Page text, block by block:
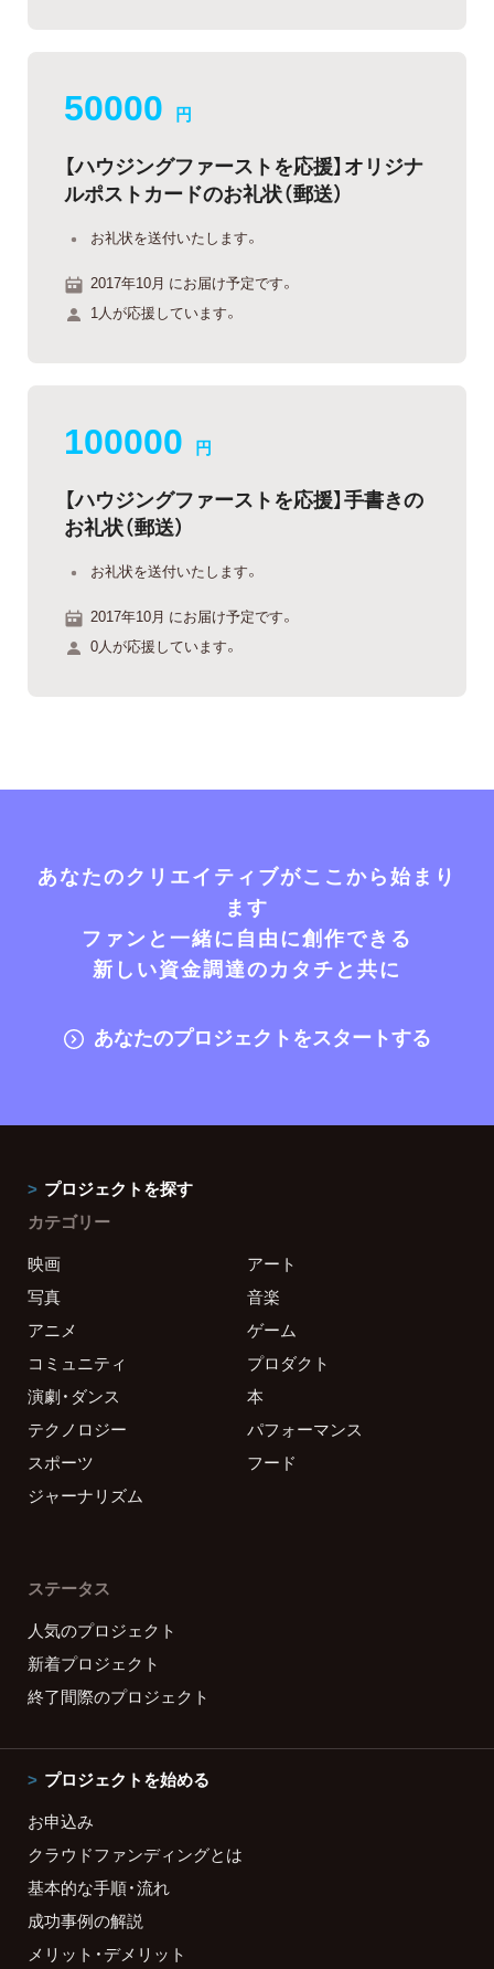
50000 円
【ハウジングファーストを応援】オリジナ
ルポストカードのお礼状（郵送）
お礼状を送付いたします。
2017年10月 にお届け予定です。
1人が応援しています。
100000 円
【ハウジングファーストを応援】手書きの
お礼状（郵送）
お礼状を送付いたします。
2017年10月 にお届け予定です。
0人が応援しています。
あなたのクリエイティブがここから始まり
ます
ファンと一緒に自由に創作できる
新しい資金調達のカタチと共に
あなたのプロジェクトをスタートする
プロジェクトを探す
カテゴリー
映画
アート
写真
音楽
アニメ
ゲーム
コミュニティ
プロダクト
演劇・ダンス
本
テクノロジー
パフォーマンス
スポーツ
フード
ジャーナリズム
ステータス
人気のプロジェクト
新着プロジェクト
終了間際のプロジェクト
プロジェクトを始める
お申込み
クラウドファンディングとは
基本的な手順・流れ
成功事例の解説
メリット・デメリット